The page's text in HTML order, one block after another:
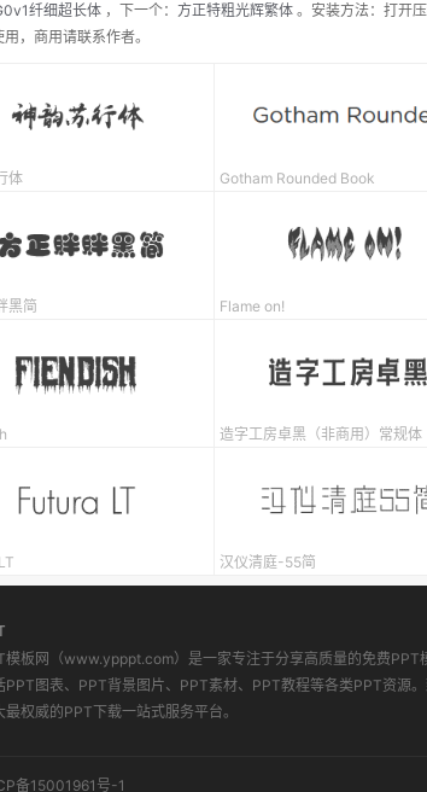
纤细超长体 ， 下一个： 方正特粗光辉繁体 。安装方法：打开压
，商用请联系作者。
体 Gotham Rounded Book
黑简 Flame on!
造字工房卓黑（非商用）常规体
汉仪清庭-55简
模板网（www.ypppt.com）是一家专注于分享高质量的免费PPT
PPT图表、PPT背景图片、PPT素材、PPT教程等各类PPT资源
最权威的PPT下载一站式服务平台。
备15001961号-1